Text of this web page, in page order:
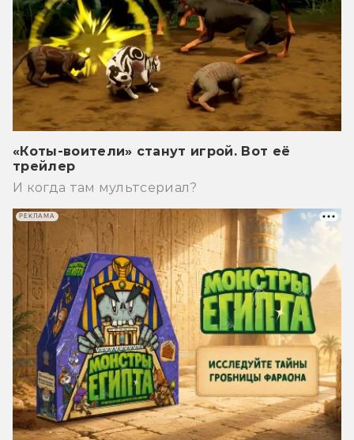
«Коты-воители» станут игрой. Вот её
трейлер
И когда там мультсериал?
РЕКЛАМА